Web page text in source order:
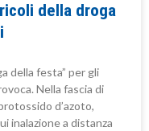
della droga
della festa” per gli
Nella fascia di
d’azoto,
inalazione a distanza